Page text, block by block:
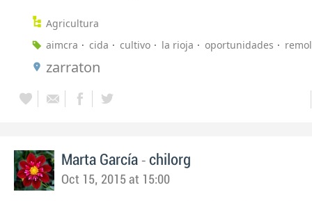
Agricultura
aimcra
cida cultivo la rioja oportunidades
zarraton
Marta García - chilorg
Oct 15, 2015 at 15:00